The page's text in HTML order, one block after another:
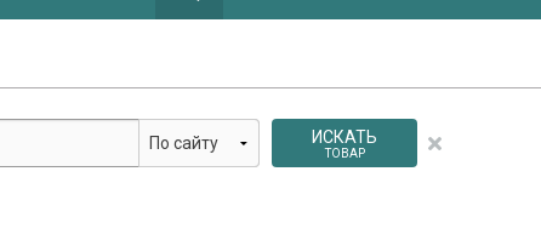
ИСКАТЬ
ТОВАР